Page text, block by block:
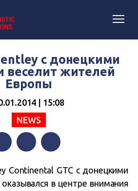
с донецкими
веселит жителей
Европы
| 15:08
NEWS
Continental GTC с донецкими
в центре внимания